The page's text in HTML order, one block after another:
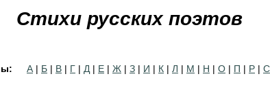
Стихи русских поэтов
А | Б | В | Г | Д | Е | Ж | З | И | К | Л | М | Н | О | П | Р | С